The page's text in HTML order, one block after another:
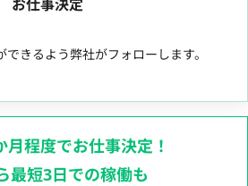
お仕事決定
きるよう弊社がフォローします。
月程度でお仕事決定！
最短3日での稼働も